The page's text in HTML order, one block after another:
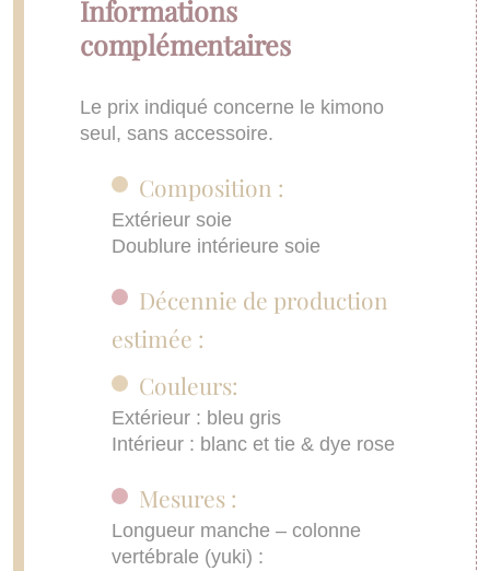
Informations
complémentaires
Le prix indiqué concerne le kimono
seul, sans accessoire.
Composition :
Extérieur soie
Doublure intérieure soie
Décennie de production
estimée :
Couleurs:
Extérieur : bleu gris
Intérieur : blanc et tie & dye rose
Mesures :
Longueur manche – colonne
vertébrale (yuki) :